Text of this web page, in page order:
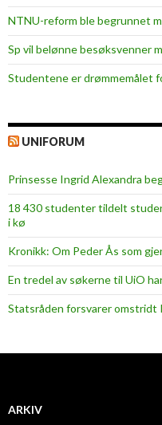
NTNU-reform ble begrunnet
Sp vil belønne besøksvenner
Studentene er drømmemålet
UNIFORUM
Prinsesse Ingrid Alexandra
18 430 studenter tildelt
i kø
Kronikk: Om Peder Ås som
En tredel av søkerne til UiO
Statsråden forsvarer omstridt
ARKIV